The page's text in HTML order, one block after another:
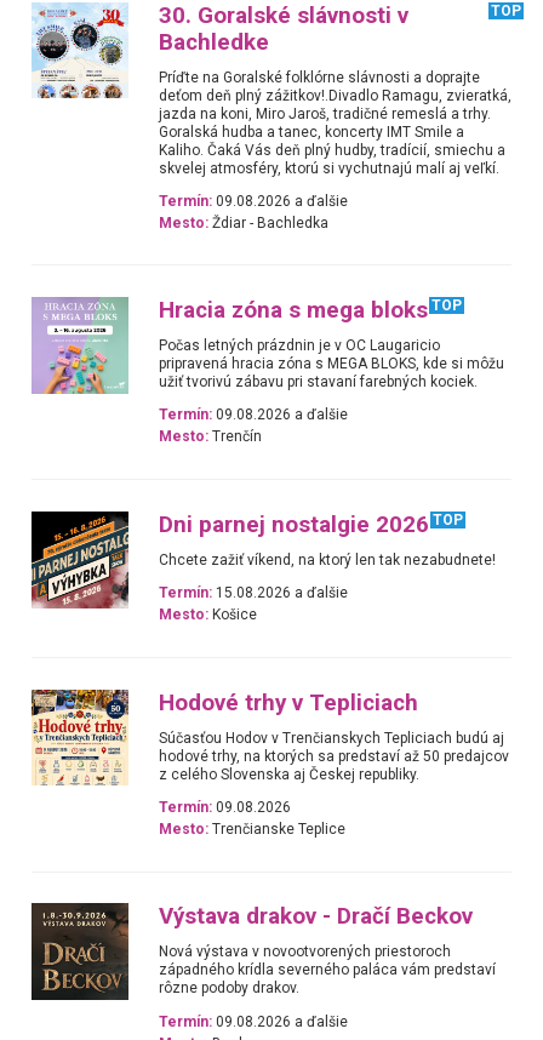
30. Goralské slávnosti v
Bachledke
TOP
Príďte na Goralské folklórne slávnosti a doprajte
deťom deň plný zážitkov!.Divadlo Ramagu, zvieratká,
jazda na koni, Miro Jaroš, tradičné remeslá a trhy.
Goralská hudba a tanec, koncerty IMT Smile a
Kaliho. Čaká Vás deň plný hudby, tradícií, smiechu a
skvelej atmosféry, ktorú si vychutnajú malí aj veľkí.
Termín: 09.08.2026 a ďalšie
Mesto: Ždiar - Bachledka
Hracia zóna s mega bloks TOP
Počas letných prázdnin je v OC Laugaricio
pripravená hracia zóna s MEGA BLOKS, kde si môžu
užiť tvorivú zábavu pri stavaní farebných kociek.
Termín: 09.08.2026 a ďalšie
Mesto: Trenčín
Dni parnej nostalgie 2026 TOP
Chcete zažiť víkend, na ktorý len tak nezabudnete!
Termín: 15.08.2026 a ďalšie
Mesto: Košice
Hodové trhy v Tepliciach
Súčasťou Hodov v Trenčianskych Tepliciach budú aj
hodové trhy, na ktorých sa predstaví až 50 predajcov
z celého Slovenska aj Českej republiky.
Termín: 09.08.2026
Mesto: Trenčianske Teplice
Výstava drakov - Dračí Beckov
Nová výstava v novootvorených priestoroch
západného krídla severného paláca vám predstaví
rôzne podoby drakov.
Termín: 09.08.2026 a ďalšie